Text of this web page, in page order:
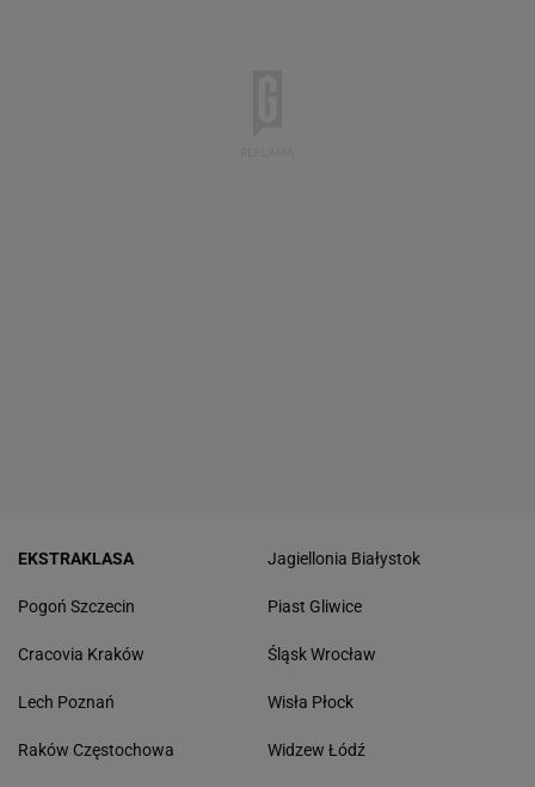
EKSTRAKLASA
Pogoń Szczecin
Cracovia Kraków
Lech Poznań
Raków Częstochowa
Jagiellonia Białystok
Piast Gliwice
Śląsk Wrocław
Wisła Płock
Widzew Łódź